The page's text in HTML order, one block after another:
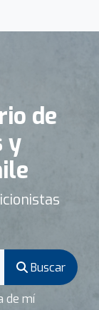
de
y
Buscar
de mí